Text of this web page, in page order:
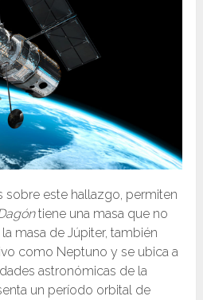
sobre este hallazgo, permiten
tiene una masa que no
masa de Júpiter, también
como Neptuno y se ubica a
astronómicas de la
un período orbital de